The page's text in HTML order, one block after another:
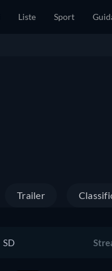
Liste Sport
Trailer
SD